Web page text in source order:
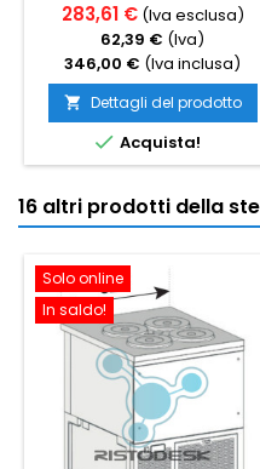
283,61 € (Iva esclusa)
62,39 € (Iva)
346,00 € (Iva inclusa)
 Dettagli del prodotto
 Acquista!
16 altri prodotti della
Solo online
In saldo!